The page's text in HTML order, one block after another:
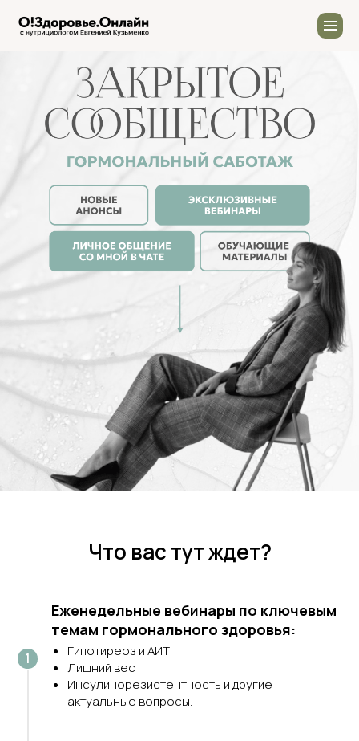
Что вас тут ждет?
Еженедельные вебинары по ключевым
темам гормонального здоровья:
Гипотиреоз и АИТ
Лишний вес
Инсулинорезистентность и другие
актуальные вопросы.